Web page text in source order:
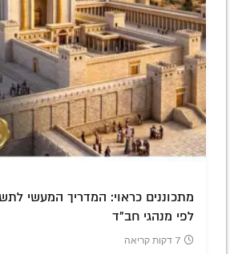
מתכוננים כראוי: המדריך המעשי
לפי מנהגי חב"ד
7 דקות קריאה